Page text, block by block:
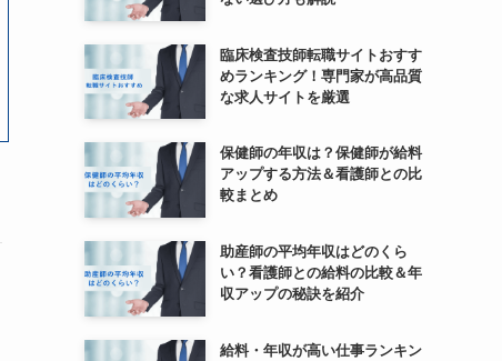
臨床検査技師転職サイトおすす
めランキング！専門家が高品質
な求人サイトを厳選
保健師の年収は？保健師が給料
アップする方法＆看護師との比
較まとめ
助産師の平均年収はどのくら
い？看護師との給料の比較＆年
収アップの秘訣を紹介
給料・年収が高い仕事ランキン